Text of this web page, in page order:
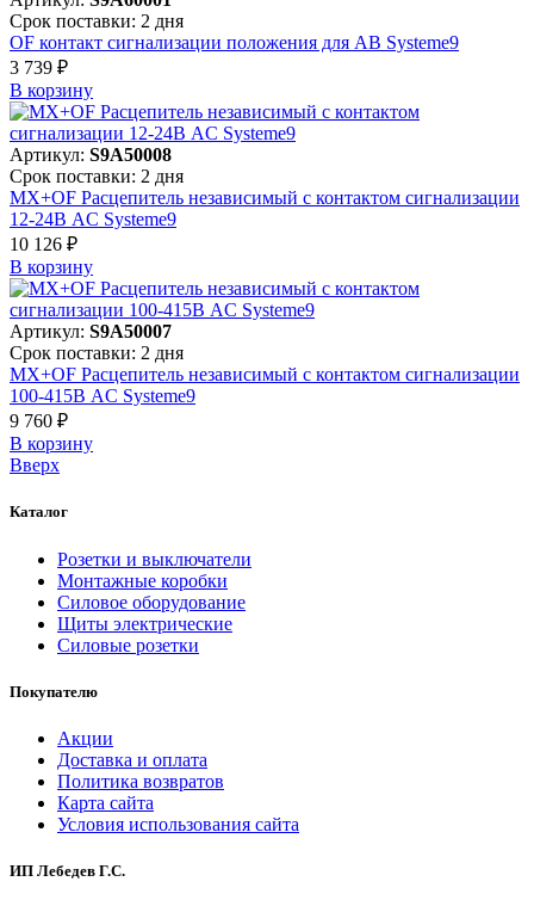
Срок поставки: 2 дня
OF контакт сигнализации положения для АВ Systeme9
3 739 ₽
В корзинy
Артикул: S9A50008
Срок поставки: 2 дня
MX+OF Расцепитель независимый с контактом сигнализации
12-24В AC Systeme9
10 126 ₽
В корзинy
Артикул: S9A50007
Срок поставки: 2 дня
MX+OF Расцепитель независимый с контактом сигнализации
100-415В AC Systeme9
9 760 ₽
В корзинy
Вверх
Каталог
Розетки и выключатели
Монтажные коробки
Силовое оборудование
Щиты электрические
Силовые розетки
Покупателю
Акции
Доставка и оплата
Политика возвратов
Карта сайта
Условия использования сайта
ИП Лебедев Г.С.